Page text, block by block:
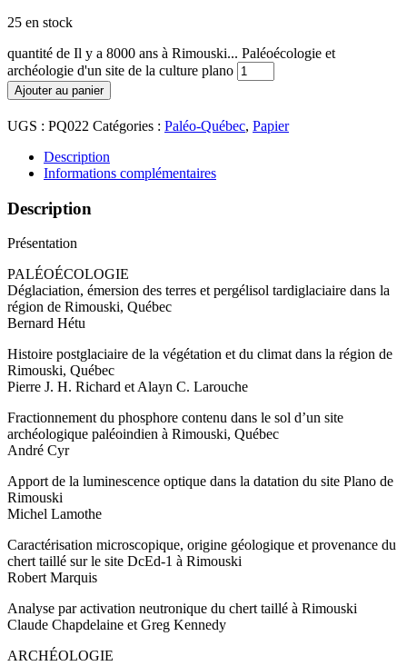
25 en stock
quantité de Il y a 8000 ans à Rimouski... Paléoécologie et
archéologie d'un site de la culture plano
Ajouter au panier
UGS : PQ022 Catégories : Paléo-Québec, Papier
Description
Informations complémentaires
Description
Présentation
PALÉOÉCOLOGIE
Déglaciation, émersion des terres et pergélisol tardiglaciaire dans la
région de Rimouski, Québec
Bernard Hétu
Histoire postglaciaire de la végétation et du climat dans la région de
Rimouski, Québec
Pierre J. H. Richard et Alayn C. Larouche
Fractionnement du phosphore contenu dans le sol d’un site
archéologique paléoindien à Rimouski, Québec
André Cyr
Apport de la luminescence optique dans la datation du site Plano de
Rimouski
Michel Lamothe
Caractérisation microscopique, origine géologique et provenance du
chert taillé sur le site DcEd-1 à Rimouski
Robert Marquis
Analyse par activation neutronique du chert taillé à Rimouski
Claude Chapdelaine et Greg Kennedy
ARCHÉOLOGIE